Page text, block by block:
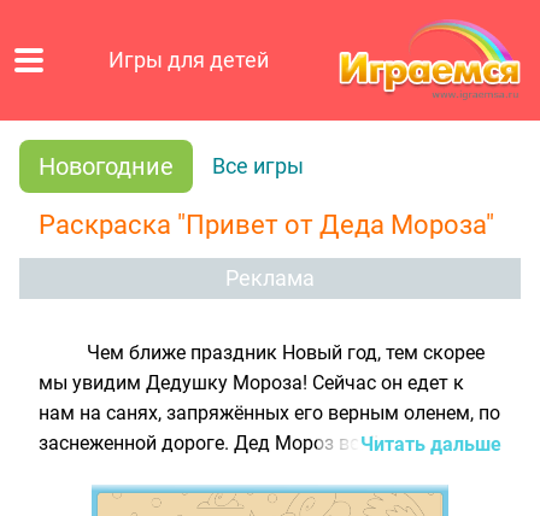
Игры для детей
Новогодние Все игры
Раскраска "Привет от Деда Мороза"
Реклама
Чем ближе праздник Новый год, тем скорее
мы увидим Дедушку Мороза! Сейчас он едет к
нам на санях, запряжённых его верным оленем, по
заснеженной дороге. Дед Мороз везёт всем
самые лучшие и желанные подарки. Чтобы его
Читать дальше